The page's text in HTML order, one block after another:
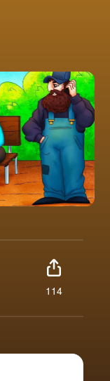
114